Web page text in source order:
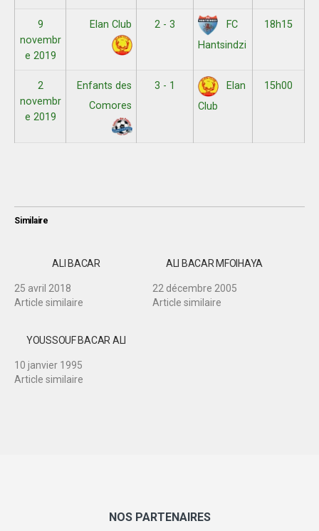
9
novembr
e 2019
Elan Club 2 - 3
FC
Hantsindzi
18h15
2
novembr
e 2019
Enfants des
Comores
3 - 1
Elan
Club
15h00
Similaire
ALI BACAR
25 avril 2018
Article similaire
ALI BACAR MFOIHAYA
22 décembre 2005
Article similaire
YOUSSOUF BACAR ALI
10 janvier 1995
Article similaire
NOS PARTENAIRES